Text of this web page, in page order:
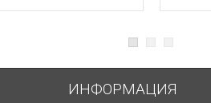
ИНФОРМАЦИЯ